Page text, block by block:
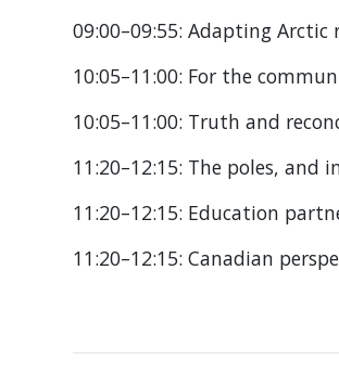
09:00–09:55: Adapting
10:05–11:00: For the
10:05–11:00: Truth and
11:20–12:15: The poles,
11:20–12:15: Education
11:20–12:15: Canadian